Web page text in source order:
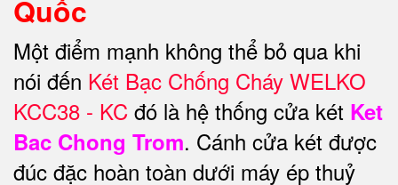
Quốc
Một điểm mạnh không thể bỏ qua khi
nói đến Két Bạc Chống Cháy WELKO
KCC38 - KC đó là hệ thống cửa két Ket
Bac Chong Trom. Cánh cửa két được
đúc đặc hoàn toàn dưới máy ép thuỷ